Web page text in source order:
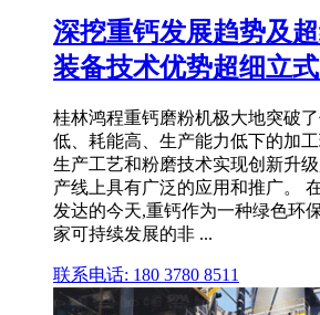
深挖重钙发展趋势及
装备技术优势超细立
桂林鸿程重钙磨粉机极大地突破
低、耗能高、生产能力低下的加
生产工艺和粉磨技术实现创新升
产线上具有广泛的应用和推广。
发达的今天,重钙作为一种绿色环
家可持续发展的非 ...
联系电话: 180 3780 8511